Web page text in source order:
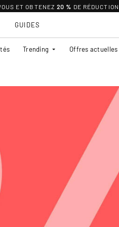
ET OBTENEZ 20 % DE RÉDUCTION
Trending Offres actuelles
GUIDES